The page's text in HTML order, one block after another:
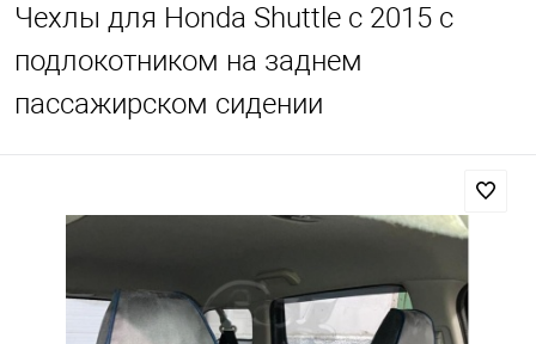
Чехлы для Honda Shuttle с 2015 с
подлокотником на заднем
пассажирском сидении